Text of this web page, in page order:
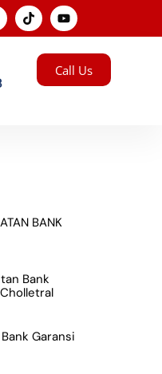
Call Us
BANK
Bank
Garansi